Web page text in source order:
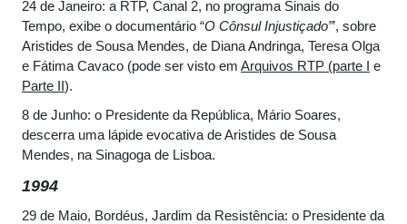
24 de Janeiro: a RTP, Canal 2, no programa Sinais do
Tempo, exibe o documentário “O Cônsul Injustiçado”’, sobre
Aristides de Sousa Mendes, de Diana Andringa, Teresa Olga
e Fátima Cavaco (pode ser visto em Arquivos RTP (parte I e
Parte II).
8 de Junho: o Presidente da República, Mário Soares,
descerra uma lápide evocativa de Aristides de Sousa
Mendes, na Sinagoga de Lisboa.
1994
29 de Maio, Bordéus, Jardim da Resistência: o Presidente da